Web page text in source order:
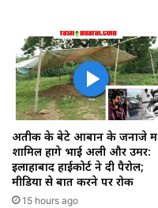
अतीक के बेटे आबान के जनाजे में
शामिल होंगे भाई अली और उमर:
इलाहाबाद हाईकोर्ट ने दी पैरोल;
मीडिया से बात करने पर रोक
15 hours ago